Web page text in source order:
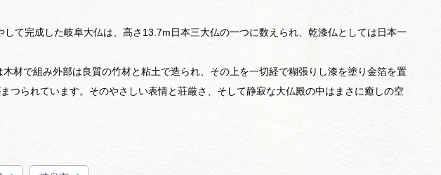
て完成した岐阜大仏は、高さ13.7m日本三大仏の一つに数えられ、乾漆仏としては日本一
材で組み外部は良質の竹材と粘土で造られ、その上を一切経で糊張りし漆を塗り金箔を置
つられています。そのやさしい表情と荘厳さ、そして静寂な大仏殿の中はまさに癒しの空